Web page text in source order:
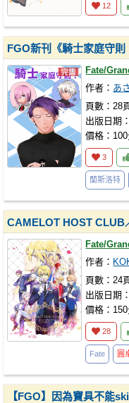
12
FGO新刊《騎士家庭守
Fate/
作者： あ
頁數：28
出版日期
價格：
3
蘭斯洛特
CAMELOT HOST CLUB
Fate/
作者：
頁數：24
出版日期
價格：
28
Fate 圓
【FGO】因為寶具不能